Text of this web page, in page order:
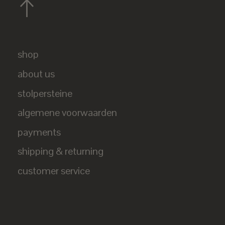
shop
about us
stolpersteine
algemene voorwaarden
payments
shipping & returning
customer service